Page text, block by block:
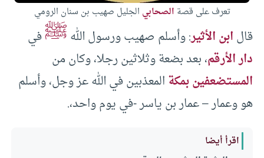
تعرف على قصة الصحابي الجليل صهيب بن سنان الرومي
قالابن الأثير: وأسلم صهيب ورسول اللهﷺفي
دار الأرقم، بعد بضعة وثلاثين رجلا، وكان من
المستضعفين بمكةالمعذبين في الله عز وجل، وأسلم
هو وعمار – عمار بن ياسر -في يوم واحد،.
اقرأ أيضا